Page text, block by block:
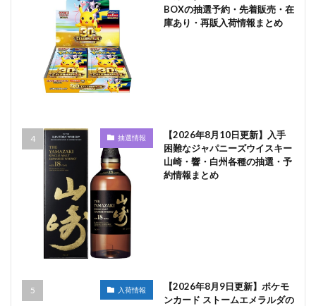
BOXの抽選予約・先着販売・在
庫あり・再販入荷情報まとめ
抽選情報
【2026年8月10日更新】入手
困難なジャパニーズウイスキー
山崎・響・白州各種の抽選・予
約情報まとめ
入荷情報
【2026年8月9日更新】ポケモ
ンカード ストームエメラルダの